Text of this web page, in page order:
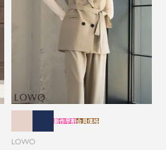
LOWO
新作早割会員価格